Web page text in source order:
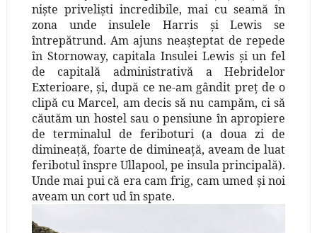
nişte privelişti incredibile, mai cu seamă în
zona unde insulele Harris şi Lewis se
întrepătrund. Am ajuns neaşteptat de repede
în Stornoway, capitala Insulei Lewis şi un fel
de capitală administrativă a Hebridelor
Exterioare, şi, după ce ne-am gândit preţ de o
clipă cu Marcel, am decis să nu campăm, ci să
căutăm un hostel sau o pensiune în apropiere
de terminalul de feriboturi (a doua zi de
dimineaţă, foarte de dimineaţă, aveam de luat
feribotul înspre Ullapool, pe insula principală).
Unde mai pui că era cam frig, cam umed şi noi
aveam un cort ud în spate.